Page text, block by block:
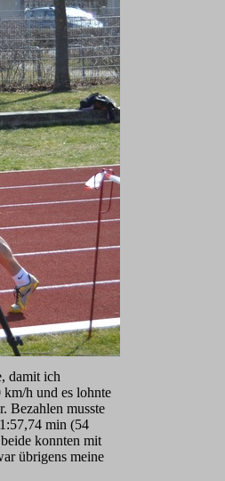
damit ich
h und es lohnte
Bezahlen musste
min (54
konnten mit
übrigens meine